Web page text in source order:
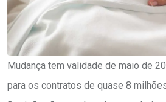
Mudança tem validade de maio de
para os contratos de quase 8